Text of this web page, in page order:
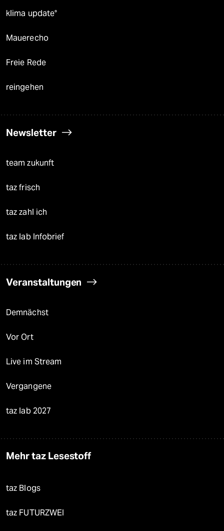
klima update°
Mauerecho
Freie Rede
reingehen
Newsletter
team zukunft
taz frisch
taz zahl ich
taz lab Infobrief
Veranstaltungen
Demnächst
Vor Ort
Live im Stream
Vergangene
taz lab 2027
Mehr taz Lesestoff
taz Blogs
taz FUTURZWEI